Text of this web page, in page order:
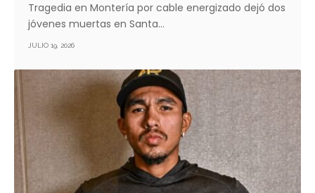
Tragedia en Montería por cable energizado dejó dos
jóvenes muertas en Santa…
JULIO 19, 2026